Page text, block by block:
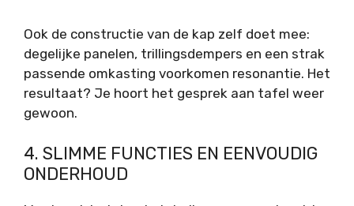
Ook de constructie van de kap zelf doet mee:
degelijke panelen, trillingsdempers en een strak
passende omkasting voorkomen resonantie. Het
resultaat? Je hoort het gesprek aan tafel weer
gewoon.
4. SLIMME FUNCTIES EN EENVOUDIG
ONDERHOUD